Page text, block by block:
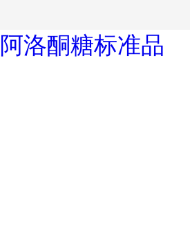
阿洛酮糖标准品